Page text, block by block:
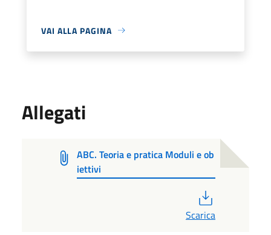
VAI ALLA PAGINA
Allegati
ABC. Teoria e pratica Moduli e ob
iettivi
Scarica